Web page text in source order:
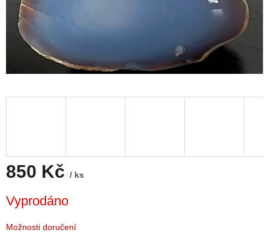
850 Kč / ks
cena:
Vyprodáno
Možnosti doručení